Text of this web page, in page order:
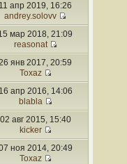
11 апр 2019, 16:26
andrey.solovv
мар 2018, 21:09
reasonat
янв 2017, 20:59
Toxaz
16 апр 2016, 14:06
blabla
02 авг 2015, 15:40
kicker
ноя 2014, 20:49
Toxaz